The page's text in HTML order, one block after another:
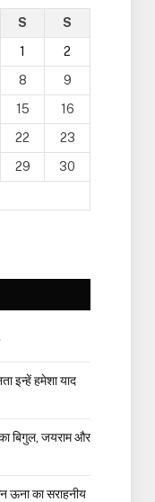
S
S
1
2
8
9
15
16
22
23
29
30
इन्हें हमेशा याद
बिगुल, जयराम और
ऊना का सराहनीय